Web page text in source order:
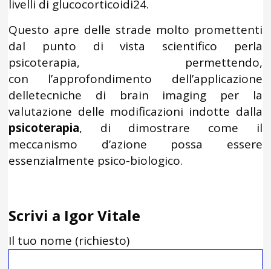
livelli di glucocorticoidi24.
Questo apre delle strade molto promettenti
dal punto di vista scientifico perla
psicoterapia, permettendo,
con l’approfondimento dell’applicazione
delletecniche di brain imaging per la
valutazione delle modificazioni indotte dalla
psicoterapia, di dimostrare come il
meccanismo d’azione possa essere
essenzialmente psico-biologico.
Scrivi a Igor Vitale
Il tuo nome (richiesto)